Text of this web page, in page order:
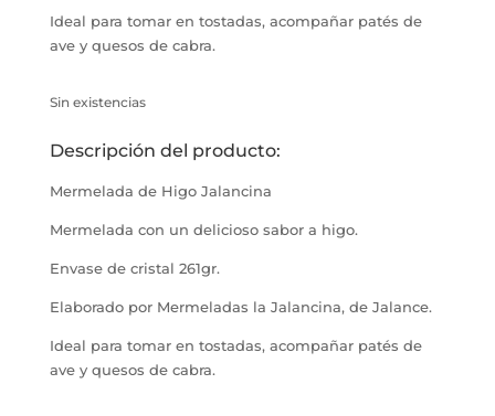
Ideal para tomar en tostadas, acompañar patés de
ave y quesos de cabra.
Sin existencias
Descripción del producto:
Mermelada de Higo Jalancina
Mermelada con un delicioso sabor a higo.
Envase de cristal 261gr.
Elaborado por Mermeladas la Jalancina, de Jalance.
Ideal para tomar en tostadas, acompañar patés de
ave y quesos de cabra.